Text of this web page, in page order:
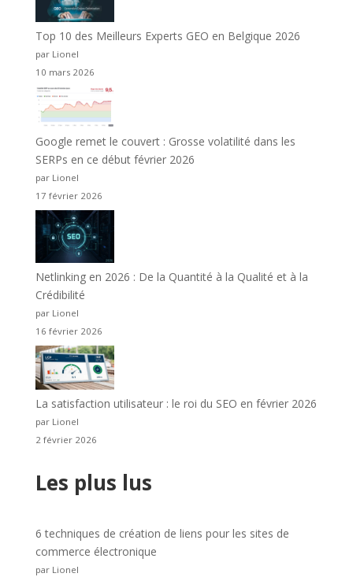
Top 10 des Meilleurs Experts GEO en Belgique 2026
par Lionel
10 mars 2026
Google remet le couvert : Grosse volatilité dans les
SERPs en ce début février 2026
par Lionel
17 février 2026
Netlinking en 2026 : De la Quantité à la Qualité et à la
Crédibilité
par Lionel
16 février 2026
La satisfaction utilisateur : le roi du SEO en février 2026
par Lionel
2 février 2026
Les plus lus
6 techniques de création de liens pour les sites de
commerce électronique
par Lionel